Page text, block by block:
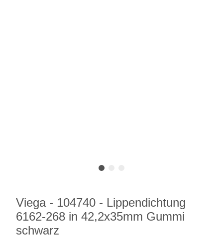
Viega - 104740 - Lippendichtung
6162-268 in 42,2x35mm Gummi
schwarz